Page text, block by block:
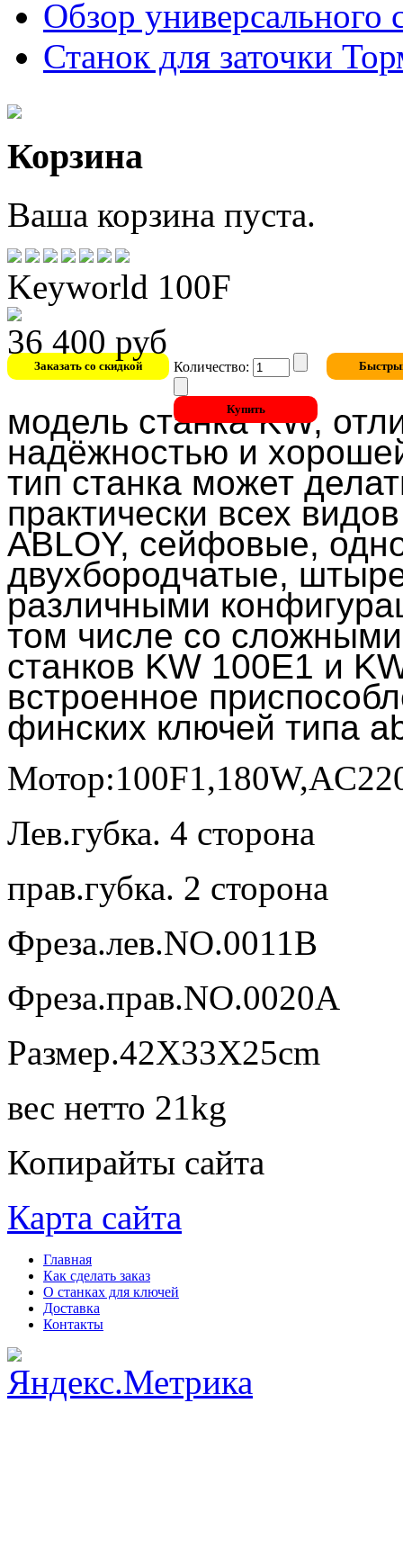
Обзор универсального
Станок для заточки
Корзина
Ваша корзина пуста.
Keyworld 100F
36 400 руб
Количество:
модель станка KW,
надёжностью и
тип станка может
практически всех
ABLOY, сейфовые,
двухбородчатые,
различными
том числе со
станков KW 100E1 и
встроенное
финских ключей типа
Лев.губка. 4 сторона
прав.губка. 2 сторона
Фреза.лев.NO.0011B
Фреза.прав.NO.0020A
Размер.42X33X25cm
вес нетто 21kg
Копирайты сайта
Карта сайта
Главная
Как сделать заказ
О станках для ключей
Доставка
Контакты